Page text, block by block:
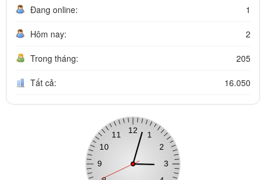
Đang online: 1
Hôm nay: 2
Trong tháng: 205
Tất cả: 16.050